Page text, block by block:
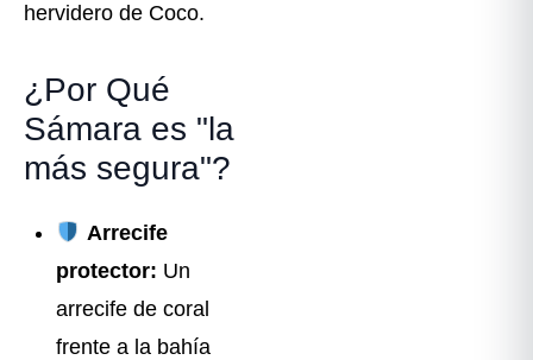
hervidero de Coco.
¿Por Qué
Sámara es "la
más segura"?
Arrecife
protector: Un
arrecife de coral
frente a la bahía